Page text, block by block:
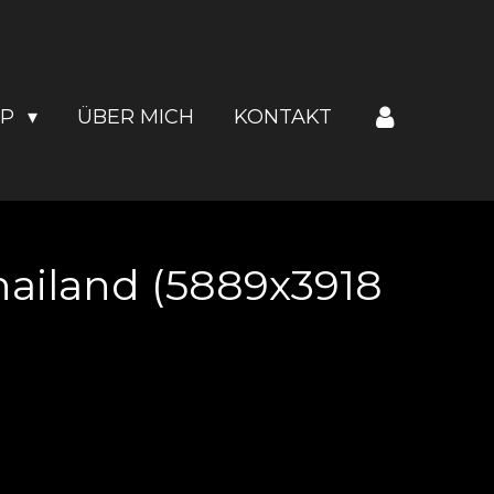
ÜBER MICH KONTAKT
(5889x3918